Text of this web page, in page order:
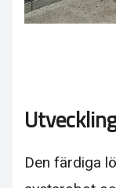
Den färdiga